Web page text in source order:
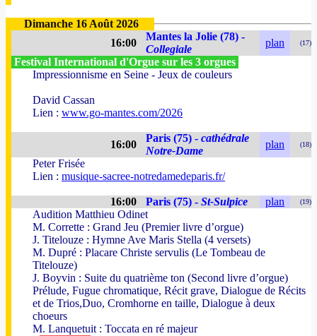
Dimanche 16 Août 2026
16:00
Mantes la Jolie (78) -
Collegiale
plan (17)
Festival International d'Orgue sur les 3 orgues
Impressionnisme en Seine - Jeux de couleurs
David Cassan
Lien : www.go-mantes.com/2026
16:00
Paris (75) - cathédrale
Notre-Dame
plan (18)
Peter Frisée
Lien : musique-sacree-notredamedeparis.fr/
16:00 Paris (75) - St-Sulpice plan (19)
Audition Matthieu Odinet
M. Corrette : Grand Jeu (Premier livre d’orgue)
J. Titelouze : Hymne Ave Maris Stella (4 versets)
M. Dupré : Placare Christe servulis (Le Tombeau de
Titelouze)
J. Boyvin : Suite du quatrième ton (Second livre d’orgue)
Prélude, Fugue chromatique, Récit grave, Dialogue de Récits
et de Trios,Duo, Cromhorne en taille, Dialogue à deux
choeurs
M. Lanquetuit : Toccata en ré majeur